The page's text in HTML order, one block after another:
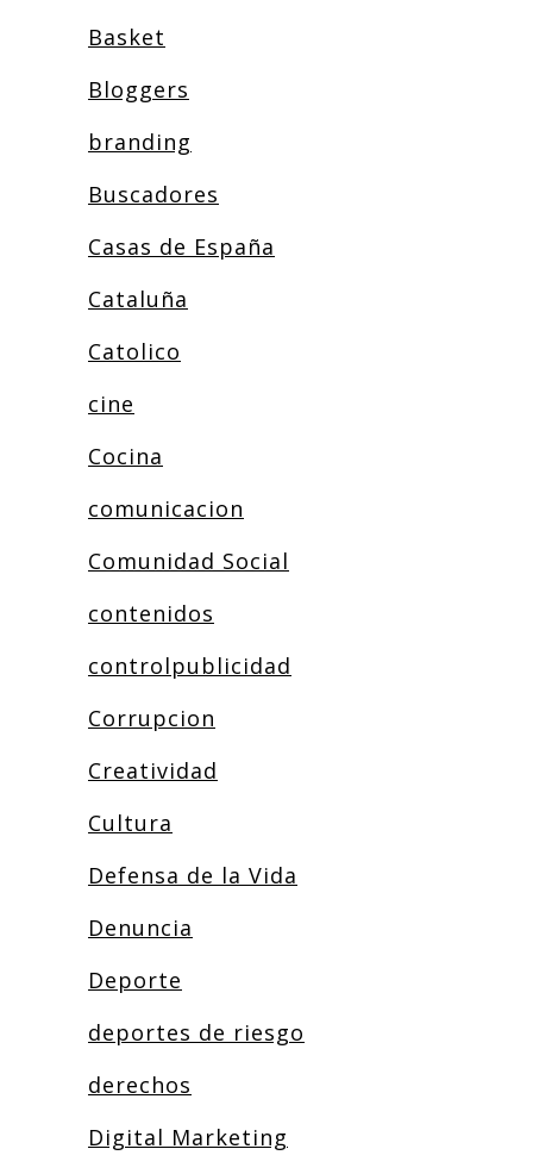
Basket
Bloggers
branding
Buscadores
Casas de España
Cataluña
Catolico
cine
Cocina
comunicacion
Comunidad Social
contenidos
controlpublicidad
Corrupcion
Creatividad
Cultura
Defensa de la Vida
Denuncia
Deporte
deportes de riesgo
derechos
Digital Marketing